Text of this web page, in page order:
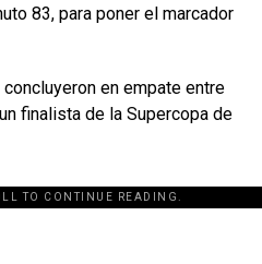
83, para poner el marcador
en empate entre
finalista de la Supercopa de
TO CONTINUE READING.